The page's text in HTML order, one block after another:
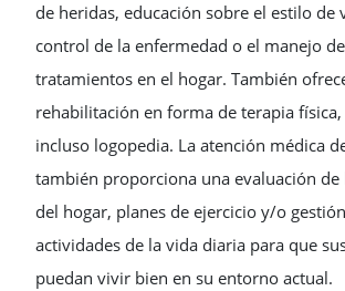
de heridas, educación sobre el estilo de
control de la enfermedad o el manejo
tratamientos en el hogar. También
rehabilitación en forma de terapia
incluso logopedia. La atención médica
también proporciona una evaluación de
del hogar, planes de ejercicio y/o
actividades de la vida diaria para que
puedan vivir bien en su entorno actual.